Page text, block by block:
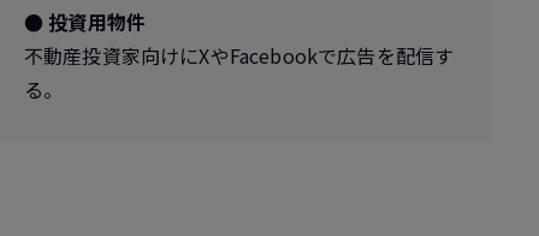
● 投資用物件
不動産投資家向けにXやFacebookで広告を配信す
る。